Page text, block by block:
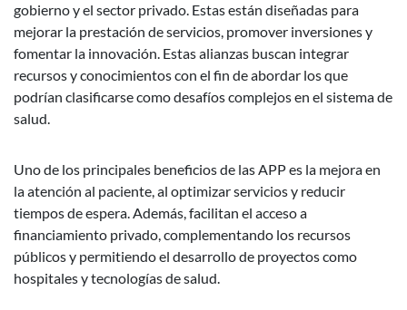
gobierno y el sector privado. Estas están diseñadas para
mejorar la prestación de servicios, promover inversiones y
fomentar la innovación. Estas alianzas buscan integrar
recursos y conocimientos con el fin de abordar los que
podrían clasificarse como desafíos complejos en el sistema de
salud.
Uno de los principales beneficios de las APP es la mejora en
la atención al paciente, al optimizar servicios y reducir
tiempos de espera. Además, facilitan el acceso a
financiamiento privado, complementando los recursos
públicos y permitiendo el desarrollo de proyectos como
hospitales y tecnologías de salud.